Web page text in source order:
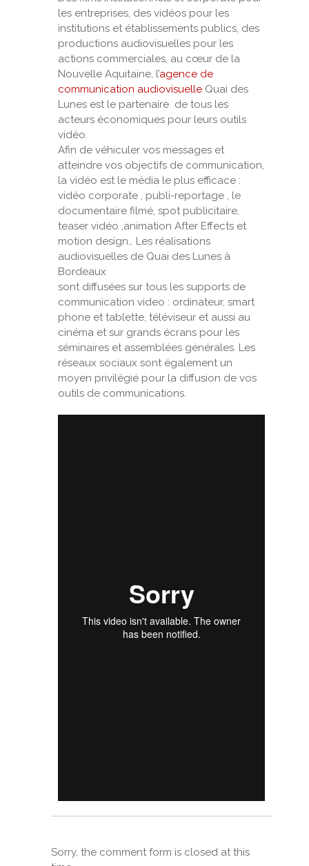
les entreprises, des vidéos pour les
institutions et établissements publics, des
productions audiovisuelles pour les
actions commerciales, au cœur de la
Nouvelle Aquitaine, l’agence de
communication audiovisuelle Quai des
Lunes est le partenaire de tous les
acteurs économiques pour leurs outils
vidéo.
Afin de véhiculer vos messages et
atteindre vos objectifs de communication,
la vidéo est le média le plus efficace :
vidéo corporate , publi-reportage , le
documentaire filmé, spot publicitaire,
teaser vidéo ,animation After Effects et
motion design… Les réalisations
audiovisuelles de Quai des Lunes à
Bordeaux
sont diffusées sur tous les supports de
communication video : ordinateur, smart
phone et tablette, téléviseur et aussi au
cinéma et sur grands écrans pour les
séminaires et assemblées générales. Les
réseaux sociaux sont également un
moyen privilégié pour la diffusion de vos
outils de communications.
Sorry, the comment form is closed at this